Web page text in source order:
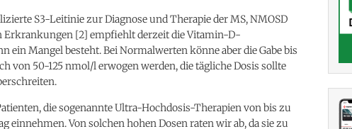
S3-Leitinie zur Diagnose und Therapie der MS, NMOSD
Erkrankungen [2] empfiehlt derzeit die Vitamin-D-
ein Mangel besteht. Bei Normalwerten könne aber die Gabe bis
von 50-125 nmol/l erwogen werden, die tägliche Dosis sollte
die sogenannte Ultra-Hochdosis-Therapien von bis zu
einnehmen. Von solchen hohen Dosen raten wir ab, da sie zu